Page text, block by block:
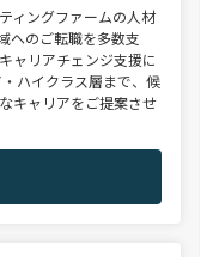
ィングファームの人材
へのご転職を多数支
ャリアチェンジ支援に
ハイクラス層まで、候
キャリアをご提案させ